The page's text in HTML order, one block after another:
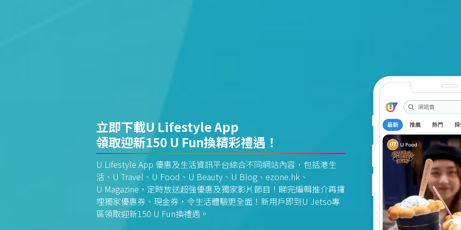
立即下載U Lifestyle App
領取迎新150 U Fun換精彩禮遇！
U Lifestyle App 優惠及生活資訊平台綜合不同網站內容，包括港生
活、U Travel、U Food、U Beauty、U Blog、ezone.hk、
U Magazine，定時放送超強優惠及獨家影片節目！睇完編輯推介再攞
埋獨家優惠券、現金券，令生活體驗更全面！新用戶即到U Jetso專
區領取迎新150 U Fun換禮遇。